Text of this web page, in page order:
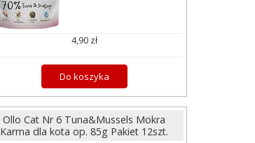
4,90 zł
Do koszyka
Ollo Cat Nr 6 Tuna&Mussels Mokra
Karma dla kota op. 85g Pakiet 12szt.